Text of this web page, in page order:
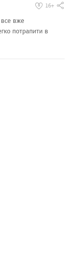
16+
вже
потрапити в